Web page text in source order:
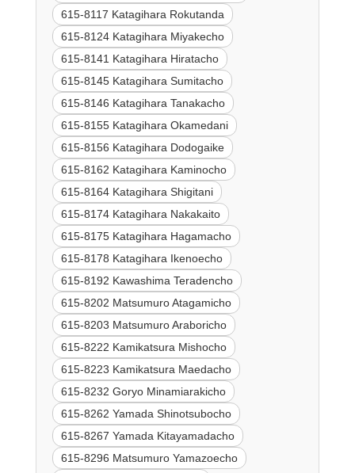
615-8117 Katagihara Rokutanda
615-8124 Katagihara Miyakecho
615-8141 Katagihara Hiratacho
615-8145 Katagihara Sumitacho
615-8146 Katagihara Tanakacho
615-8155 Katagihara Okamedani
615-8156 Katagihara Dodogaike
615-8162 Katagihara Kaminocho
615-8164 Katagihara Shigitani
615-8174 Katagihara Nakakaito
615-8175 Katagihara Hagamacho
615-8178 Katagihara Ikenoecho
615-8192 Kawashima Teradencho
615-8202 Matsumuro Atagamicho
615-8203 Matsumuro Araboricho
615-8222 Kamikatsura Mishocho
615-8223 Kamikatsura Maedacho
615-8232 Goryo Minamiarakicho
615-8262 Yamada Shinotsubocho
615-8267 Yamada Kitayamadacho
615-8296 Matsumuro Yamazoecho